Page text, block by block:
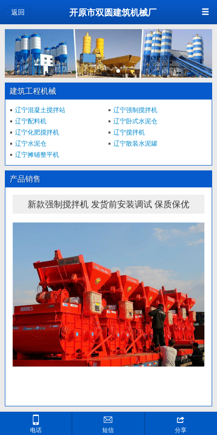
返回 开原市双圆建筑机械厂
建筑工程机械
辽宁混凝土搅拌站
辽宁强制搅拌机
辽宁配料机
辽宁卧式水泥仓
辽宁化肥搅拌机
辽宁搅拌机
辽宁水泥仓
辽宁散装水泥罐
辽宁摊铺整平机
产品销售
新款强制搅拌机 发货前安装调试 保质保优
版权所有：开原市双圆建筑机械厂
地址：开原市老城街教场

电话

短信

分享